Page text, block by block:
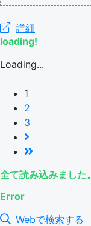
詳細
loading!
Loading...
1
2
3
全て読み込みました。
Error
Webで検索する